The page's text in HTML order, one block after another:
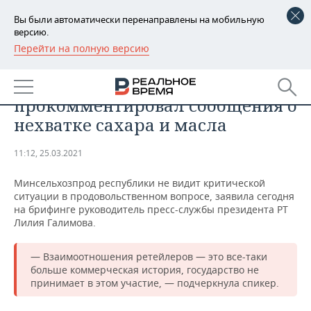
Вы были автоматически перенаправлены на мобильную
версию.
Перейти на полную версию
РЕГИОНЫ
БАШКОРТОСТАН
ТАТАРСТАН
НОВОСТИ
АНАЛИТИКА
ДЕКЛАРАЦИИ О ДОХОДАХ
КОРОЛИ ГОСЗАКАЗА ПФО
ВУЗЫ ТАТАРСТАНА
КОМУ ПРИНАДЛЕЖАТ
ТОРГОВЫЕ ЦЕНТРЫ
ТАТАРСТАНА
НОВОСТИ ЭКОНОМИКИ
ФИНАНСЫ
БАНКИ
БЮДЖЕТ
ПРОМЫШЛЕННОСТЬ
НОВОСТИ
ПРОМЫШЛЕННОСТИ
АГРОПРОМ
МАШИНОСТРОЕНИЕ
НЕДВИЖИМОСТЬ
НОВОСТИ НЕДВИЖИМОСТИ
АВТО
НОВОСТИ АВТО
БИЗНЕС
Казанский Кремль
прокомментировал сообщения о
нехватке сахара и масла
11:12, 25.03.2021
Минсельхозпрод республики не видит критической
ситуации в продовольственном вопросе, заявила сегодня
на брифинге руководитель пресс-службы президента РТ
Лилия Галимова.
— Взаимоотношения ретейлеров — это все-таки
больше коммерческая история, государство не
принимает в этом участие, — подчеркнула спикер.